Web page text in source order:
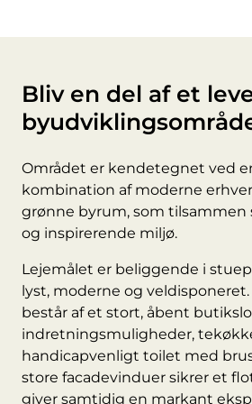
Bliv en del af et
Området er kendetegnet ved
kombination af moderne
grønne byrum, som tilsammen
og inspirerende miljø.
Lejemålet er beliggende i
lyst, moderne og
består af et stort, åbent
indretningsmuligheder,
handicapvenligt toilet med
store facadevinduer sikrer et
giver samtidig en markant